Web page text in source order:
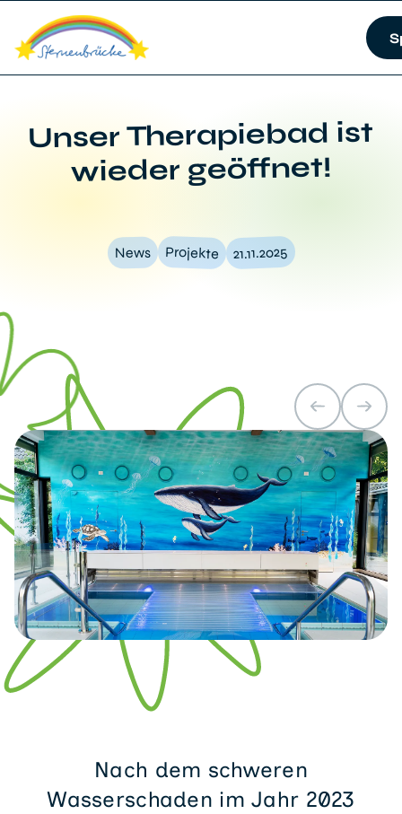
Unser Therapiebad ist
wieder geöffnet!
News Projekte 21.11.2025
Nach dem schweren
Wasserschaden im Jahr 2023